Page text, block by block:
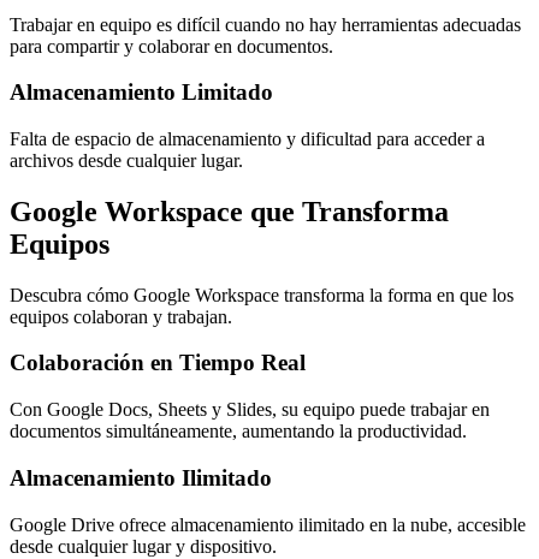
Trabajar en equipo es difícil cuando no hay herramientas adecuadas
para compartir y colaborar en documentos.
Almacenamiento Limitado
Falta de espacio de almacenamiento y dificultad para acceder a
archivos desde cualquier lugar.
Google Workspace que Transforma
Equipos
Descubra cómo Google Workspace transforma la forma en que los
equipos colaboran y trabajan.
Colaboración en Tiempo Real
Con Google Docs, Sheets y Slides, su equipo puede trabajar en
documentos simultáneamente, aumentando la productividad.
Almacenamiento Ilimitado
Google Drive ofrece almacenamiento ilimitado en la nube, accesible
desde cualquier lugar y dispositivo.